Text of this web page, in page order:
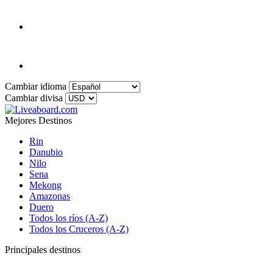
Cambiar idioma
Cambiar divisa
Mejores Destinos
Rin
Danubio
Nilo
Sena
Mekong
Amazonas
Duero
Todos los ríos (A-Z)
Todos los Cruceros (A-Z)
Principales destinos